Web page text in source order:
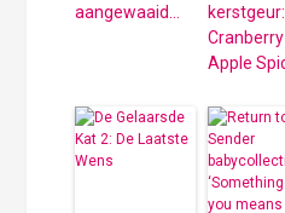
aangewaaid…
kerstgeur:
Cranberry
Apple